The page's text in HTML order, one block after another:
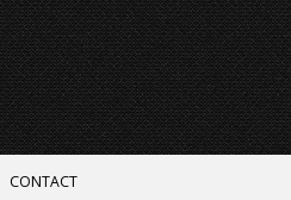
CONTACT